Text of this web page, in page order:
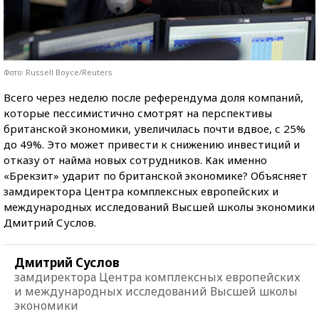
Фото: Russell Boyce/Reuters
Всего через неделю после референдума доля компаний,
которые пессимистично смотрят на перспективы
британской экономики, увеличилась почти вдвое, с 25%
до 49%. Это может привести к снижению инвестиций и
отказу от найма новых сотрудников. Как именно
«Брекзит» ударит по британской экономике? Объясняет
замдиректора Центра комплексных европейских и
международных исследований Высшей школы экономики
Дмитрий Суслов.
Дмитрий Суслов
замдиректора Центра комплексных европейских
и международных исследований Высшей школы
экономики